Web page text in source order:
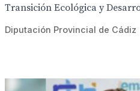
Transición Ecológica y
Diputación Provincial de Cádiz